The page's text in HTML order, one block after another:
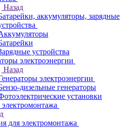
Назад
аккумуляторы, зарядные
устройства
электроэнергии
Назад
электроэнергии
дизельные генераторы
установки
для электромонтажа